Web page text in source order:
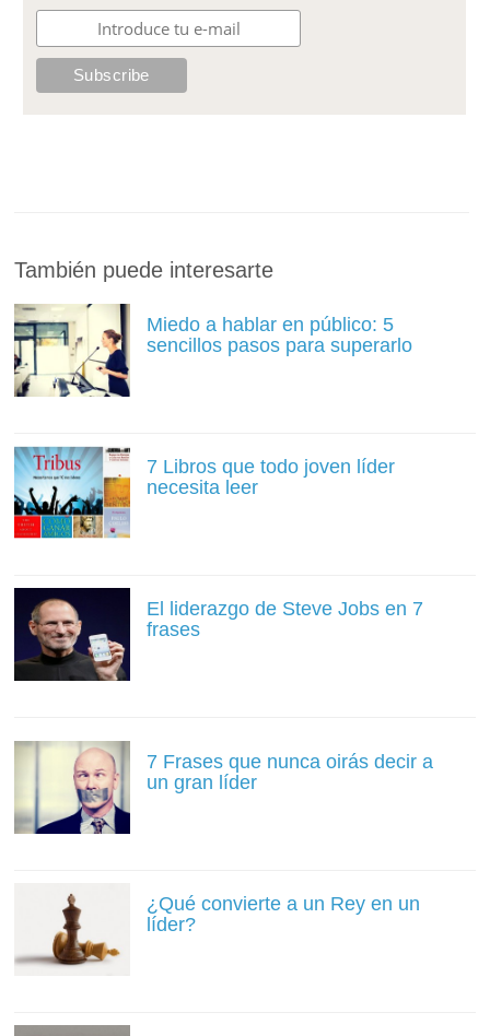
También puede interesarte
Miedo a hablar en público: 5
sencillos pasos para superarlo
7 Libros que todo joven líder
necesita leer
El liderazgo de Steve Jobs en 7
frases
7 Frases que nunca oirás decir a
un gran líder
¿Qué convierte a un Rey en un
líder?